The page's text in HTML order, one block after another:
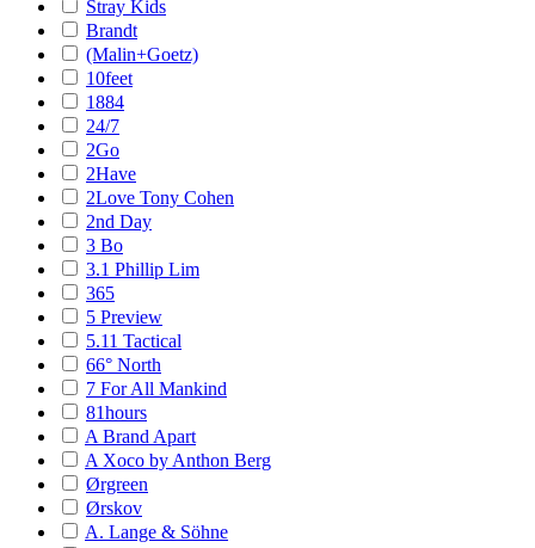
Stray Kids
Brandt
(Malin+Goetz)
10feet
1884
24/7
2Go
2Have
2Love Tony Cohen
2nd Day
3 Bo
3.1 Phillip Lim
365
5 Preview
5.11 Tactical
66° North
7 For All Mankind
81hours
A Brand Apart
A Xoco by Anthon Berg
Ørgreen
Ørskov
A. Lange & Söhne